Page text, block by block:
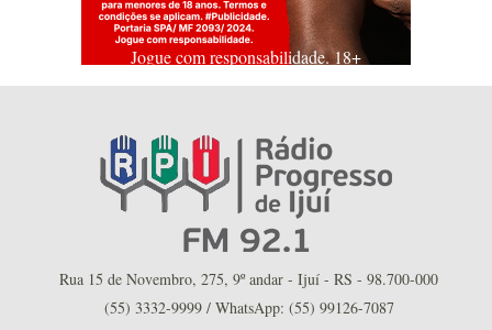
Jogue com responsabilidade. 18+
Rua 15 de Novembro, 275, 9º andar - Ijuí - RS - 98.700-000
(55) 3332-9999 / WhatsApp: (55) 99126-7087